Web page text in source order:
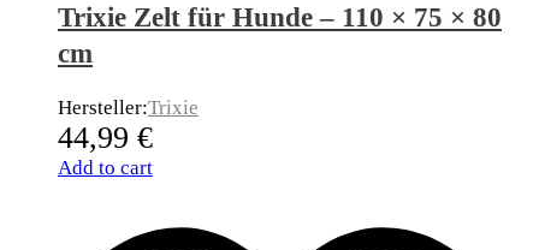
Trixie Zelt für Hunde – 110 × 75 × 80
cm
Hersteller:Trixie
44,99 €
Add to cart